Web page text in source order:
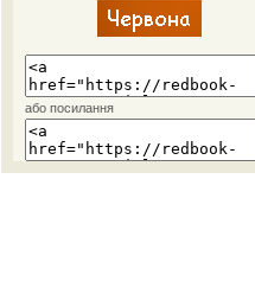
або посилання